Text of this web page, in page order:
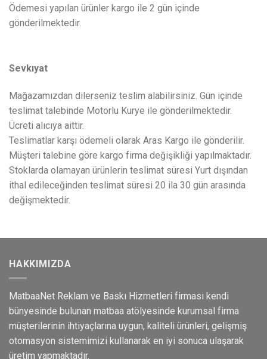
Ödemesi yapılan ürünler kargo ile 2 gün içinde
gönderilmektedir.
Sevkıyat
Mağazamızdan dilerseniz teslim alabilirsiniz. Gün içinde
teslimat talebinde Motorlu Kurye ile gönderilmektedir.
Ücreti alıcıya aittir.
Teslimatlar karşı ödemeli olarak Aras Kargo ile gönderilir.
Müşteri talebine göre kargo firma değişikliği yapılmaktadır.
Stoklarda olamayan ürünlerin teslimat süresi Yurt dışından
ithal edileceğinden teslimat süresi 20 ila 30 gün arasında
değişmektedir.
HAKKIMIZDA
MatbaaNet Reklam ve Baskı Hizmetleri firması kendi
bünyesinde bulunan matbaa atölyesinde kurumsal firma
müşterilerinin ihtiyaçlarına uygun, kaliteli ürünleri, gelişmiş
otomasyon sistemimizi kullanarak en iyi sonuca ulaşarak
üretim yapmaktadır.